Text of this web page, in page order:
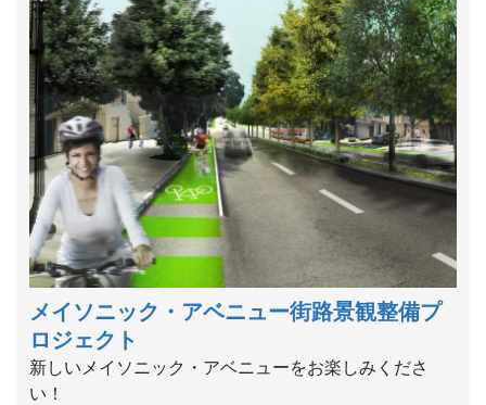
メイソニック・アベニュー街路景観整備プ
ロジェクト
新しいメイソニック・アベニューをお楽しみくださ
い！